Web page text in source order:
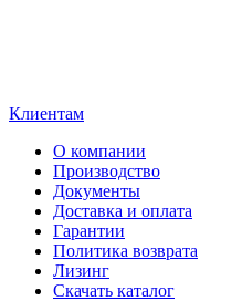
Клиентам
О компании
Производство
Документы
Доставка и оплата
Гарантии
Политика возврата
Лизинг
Скачать каталог